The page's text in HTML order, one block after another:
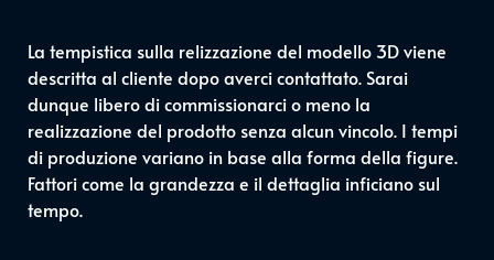
La tempistica sulla relizzazione del modello 3D viene
descritta al cliente dopo averci contattato. Sarai
dunque libero di commissionarci o meno la
realizzazione del prodotto senza alcun vincolo. I tempi
di produzione variano in base alla forma della figure.
Fattori come la grandezza e il dettaglia inficiano sul
tempo.